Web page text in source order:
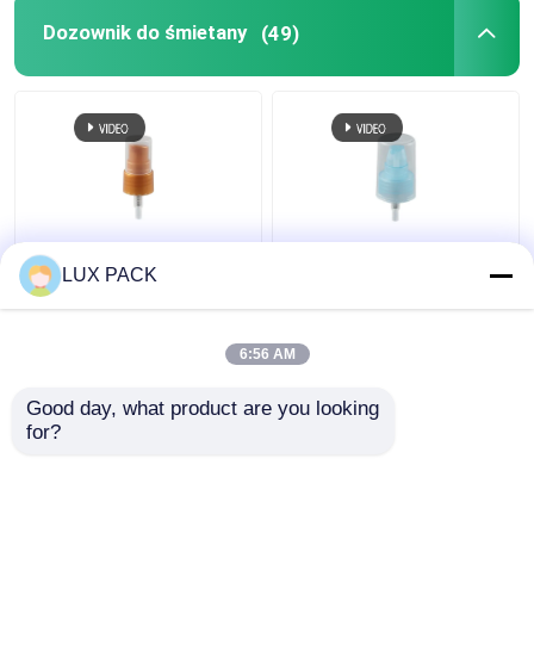
Dozownik do śmietany (49)
Dowolny dozownik z
dowolnym kolorowym
tworzywa piankowego
Plastikowy materiał Pp
z przezroczystą
LUX PACK
6:56 AM
Good day, what product are you looking
for?